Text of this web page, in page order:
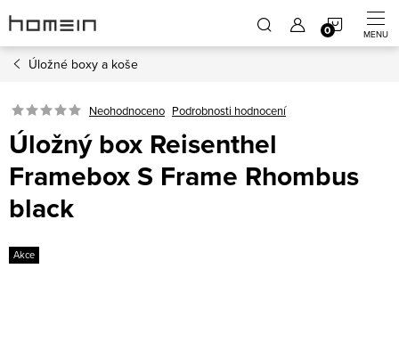
na
obsah
Úložné boxy a koše
Neohodnoceno Podrobnosti hodnocení
Úložný box Reisenthel
Framebox S Frame Rhombus
black
Akce